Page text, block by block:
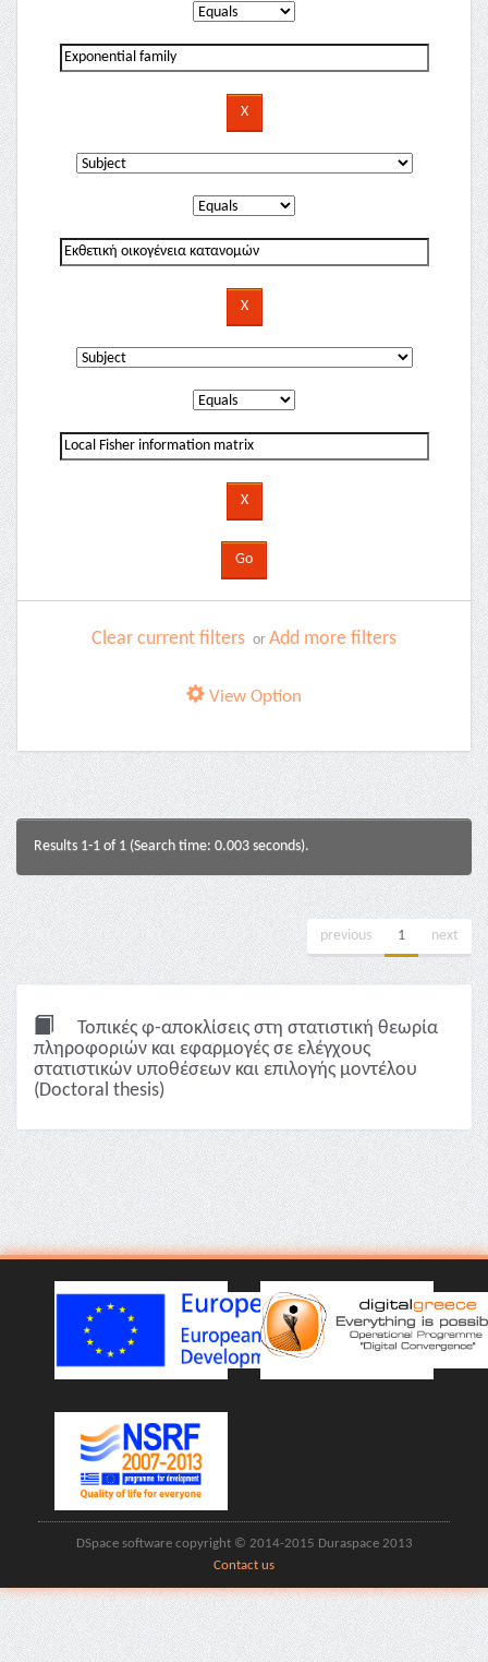
Clear current filters or Add more filters
View Option
Results 1-1 of 1 (Search time: 0.003 seconds).
previous 1 next
Τοπικές φ-αποκλίσεις στη στατιστική θεωρία
πληροφοριών και εφαρμογές σε ελέγχους
στατιστικών υποθέσεων και επιλογής μοντέλου
(Doctoral thesis)
DSpace software copyright © 2014-2015 Duraspace 2013
Contact us